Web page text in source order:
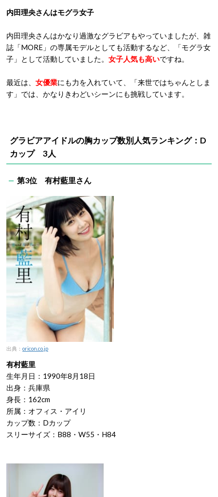
内田理央さんはモグラ女子
内田理央さんはかなり過激なグラビアもやっていましたが、雑
誌「MORE」の専属モデルとしても活動するなど、「モグラ女
子」として活動していました。 女子人気も高いですね。
最近は、 女優業にも力を入れていて、「来世ではちゃんとしま
す」では、かなりきわどいシーンにも挑戦しています。
グラビアアイドルの胸カップ数別人気ランキング：D
カップ 3人
第3位 有村藍里さん
出典： oricon.co.jp
有村藍里
生年月日：1990年8月18日
出身：兵庫県
身長：162cm
所属：オフィス・アイリ
カップ数：Dカップ
スリーサイズ：B‎88・W55・H84